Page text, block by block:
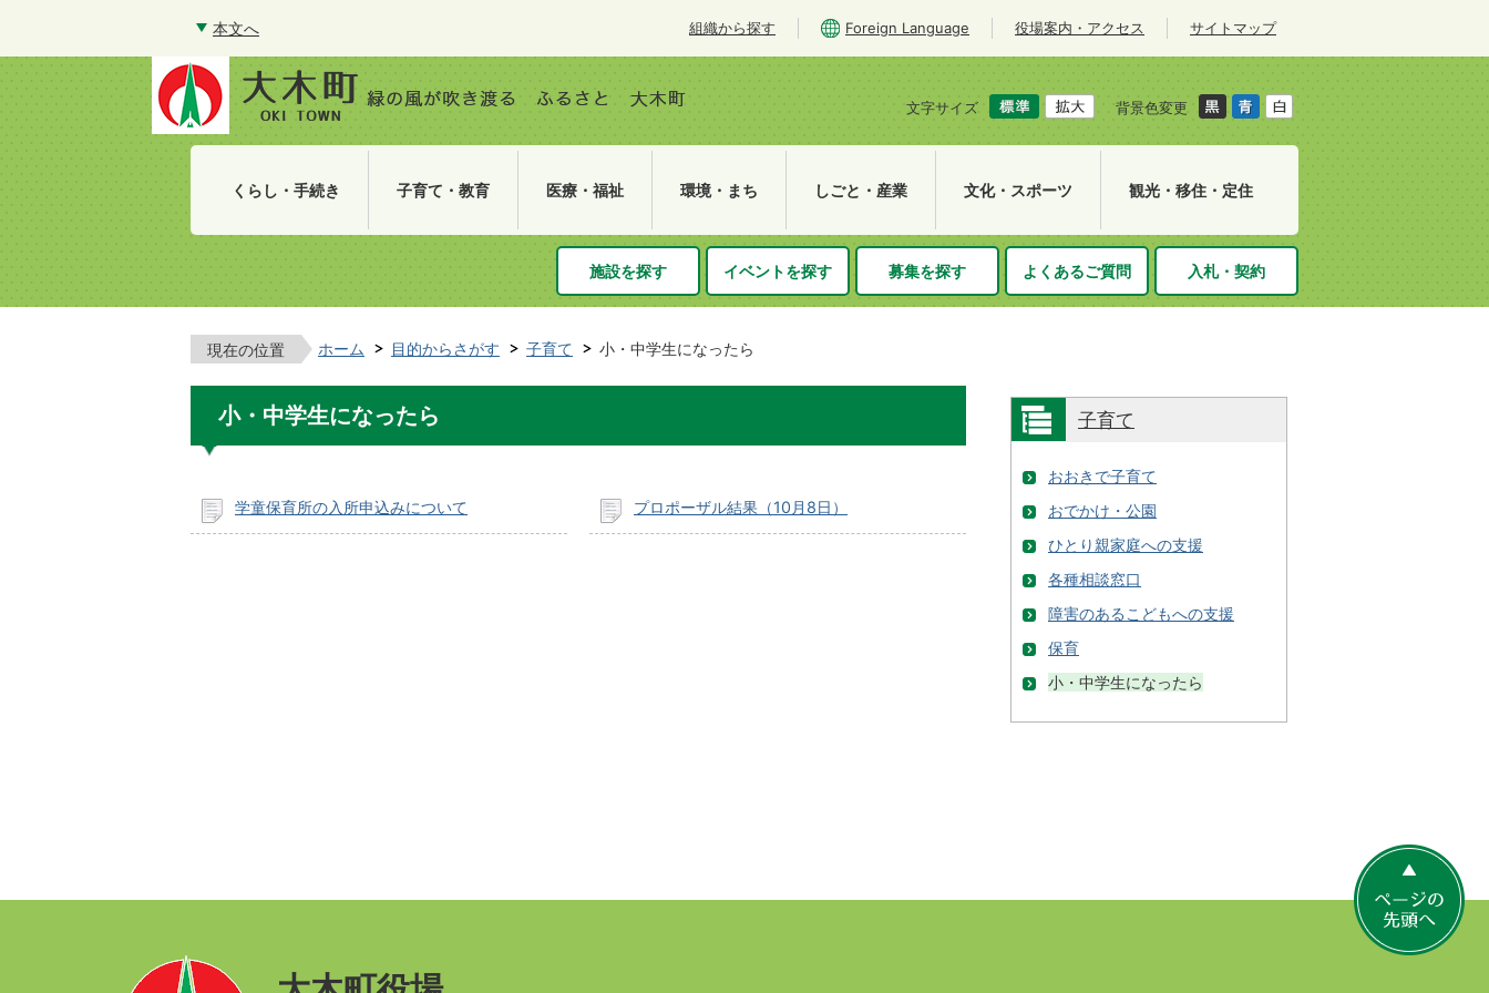
本文へ 組織から探す Foreign Language 役場案内・アクセス サイトマップ
文字サイズ 背景色変更
くらし・手続き 子育て・教育 医療・福祉 環境・まち しごと・産業 文化・スポーツ 観光・移住・定住
施設を探す イベントを探す 募集を探す よくあるご質問 入札・契約
現在の位置 ホーム 目的からさがす 子育て 小・中学生になったら
小・中学生になったら
学童保育所の入所申込みについて プロポーザル結果（10月8日）
子育て
おおきで子育て
おでかけ・公園
ひとり親家庭への支援
各種相談窓口
障害のあるこどもへの支援
保育
小・中学生になったら
ー
ジ
の